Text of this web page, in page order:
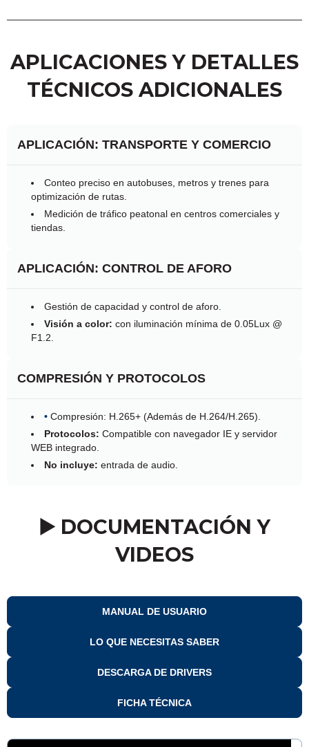
APLICACIONES Y DETALLES
TÉCNICOS ADICIONALES
APLICACIÓN: TRANSPORTE Y COMERCIO
Conteo preciso en autobuses, metros y trenes para
optimización de rutas.
Medición de tráfico peatonal en centros comerciales y
tiendas.
APLICACIÓN: CONTROL DE AFORO
Gestión de capacidad y control de aforo.
Visión a color: con iluminación mínima de 0.05Lux @
F1.2.
COMPRESIÓN Y PROTOCOLOS
• Compresión: H.265+ (Además de H.264/H.265).
Protocolos: Compatible con navegador IE y servidor
WEB integrado.
No incluye: entrada de audio.
▶️ DOCUMENTACIÓN Y
VIDEOS
MANUAL DE USUARIO
LO QUE NECESITAS SABER
DESCARGA DE DRIVERS
FICHA TÉCNICA